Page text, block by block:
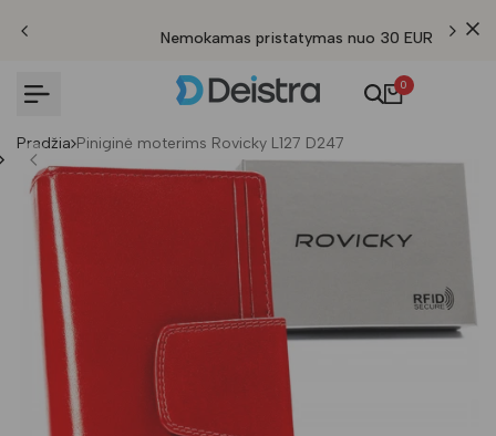
Nemokamas pristatymas nuo 30 EUR
0
Pradžia Piniginė moterims Rovicky L127 D247